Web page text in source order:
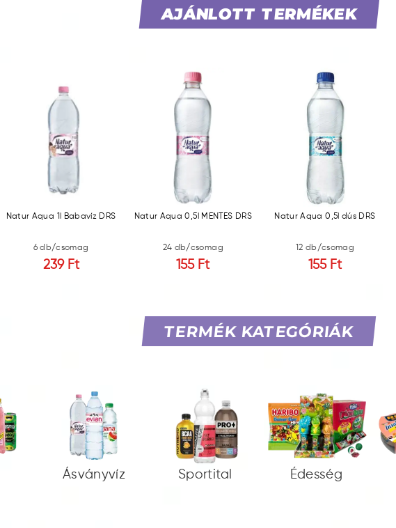
AJÁNLOTT TERMÉKEK
Natur Aqua 1l Babavíz DRS
6 db/csomag
239 Ft
Natur Aqua 0,5l MENTES DRS
24 db/csomag
155 Ft
Natur Aqua 0,5l dús DRS
12 db/csomag
155 Ft
TERMÉK KATEGÓRIÁK
Ásványvíz Sportital Édesség